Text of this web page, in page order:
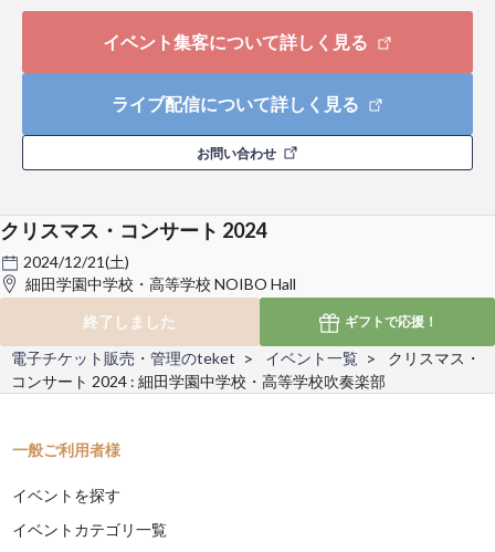
イベント集客について詳しく見る
ライブ配信について詳しく見る
お問い合わせ
クリスマス・コンサート 2024
2024/12/21(土)
細田学園中学校・高等学校 NOIBO Hall
終了しました
ギフトで応援！
電子チケット販売・管理のteket イベント一覧
クリスマス・
コンサート 2024 : 細田学園中学校・高等学校吹奏楽部
一般ご利用者様
イベントを探す
イベントカテゴリ一覧